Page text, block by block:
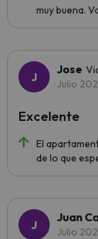
muy buena.
Jose
Julio
El
de lo que
Excelente
Juan
Julio